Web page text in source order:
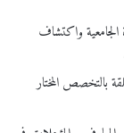
الجامعية واكتشاف
بالتخصص المختار